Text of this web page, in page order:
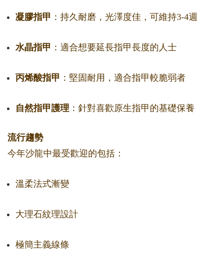
凝膠指甲 ：持久耐磨，光澤度佳，可維持3-4週
水晶指甲 ：適合想要延長指甲長度的人士
丙烯酸指甲 ：堅固耐用，適合指甲較脆弱者
自然指甲護理 ：針對喜歡原生指甲的基礎保養
流行趨勢
今年沙龍中最受歡迎的包括：
溫柔法式漸變
大理石紋理設計
極簡主義線條